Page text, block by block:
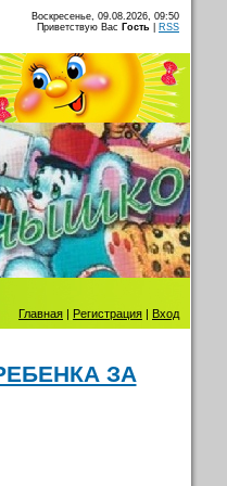
Воскресенье, 09.08.2026, 09:50
Приветствую Вас Гость RSS
Главная | Регистрация | Вход
ЗА